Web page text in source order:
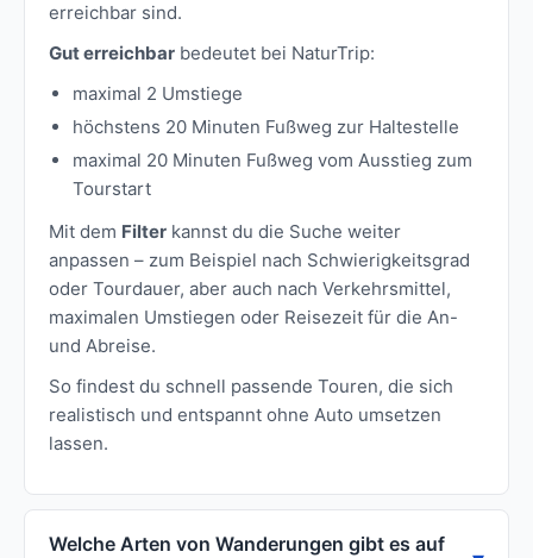
erreichbar sind.
Gut erreichbar bedeutet bei NaturTrip:
maximal 2 Umstiege
höchstens 20 Minuten Fußweg zur Haltestelle
maximal 20 Minuten Fußweg vom Ausstieg zum
Tourstart
Mit dem Filter kannst du die Suche weiter
anpassen – zum Beispiel nach Schwierigkeitsgrad
oder Tourdauer, aber auch nach Verkehrsmittel,
maximalen Umstiegen oder Reisezeit für die An-
und Abreise.
So findest du schnell passende Touren, die sich
realistisch und entspannt ohne Auto umsetzen
lassen.
Welche Arten von Wanderungen gibt es auf